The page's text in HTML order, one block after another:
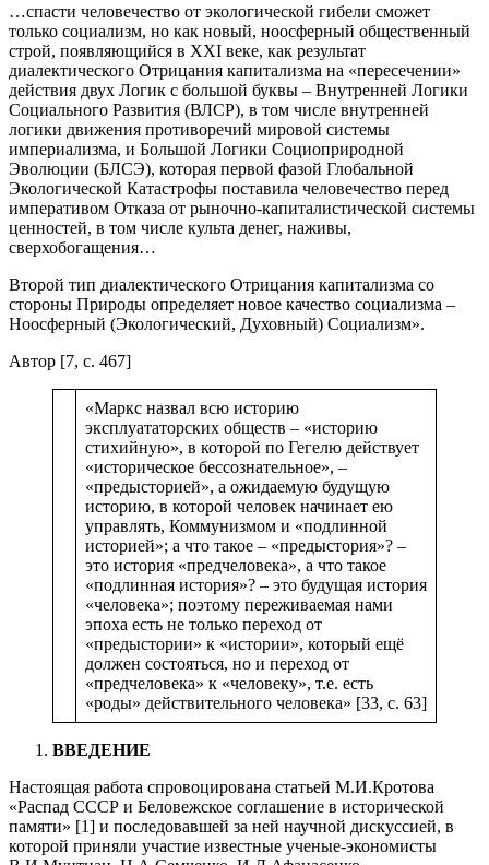
…спасти человечество от экологической гибели сможет
только социализм, но как новый, ноосферный общественный
строй, появляющийся в XXI веке, как результат
диалектического Отрицания капитализма на «пересечении»
действия двух Логик с большой буквы – Внутренней Логики
Социального Развития (ВЛСР), в том числе внутренней
логики движения противоречий мировой системы
империализма, и Большой Логики Социоприродной
Эволюции (БЛСЭ), которая первой фазой Глобальной
Экологической Катастрофы поставила человечество перед
императивом Отказа от рыночно-капиталистической системы
ценностей, в том числе культа денег, наживы,
сверхобогащения…
Второй тип диалектического Отрицания капитализма со
стороны Природы определяет новое качество социализма –
Ноосферный (Экологический, Духовный) Социализм».
Автор [7, с. 467]
«Маркс назвал всю историю
эксплуататорских обществ – «историю
стихийную», в которой по Гегелю действует
«историческое бессознательное», –
«предысторией», а ожидаемую будущую
историю, в которой человек начинает ею
управлять, Коммунизмом и «подлинной
историей»; а что такое – «предыстория»? –
это история «предчеловека», а что такое
«подлинная история»? – это будущая история
«человека»; поэтому переживаемая нами
эпоха есть не только переход от
«предыстории» к «истории», который ещё
должен состояться, но и переход от
«предчеловека» к «человеку», т.е. есть
«роды» действительного человека» [33, с. 63]
ВВЕДЕНИЕ
Настоящая работа спровоцирована статьей М.И.Кротова
«Распад СССР и Беловежское соглашение в исторической
памяти» [1] и последовавшей за ней научной дискуссией, в
которой приняли участие известные ученые-экономисты